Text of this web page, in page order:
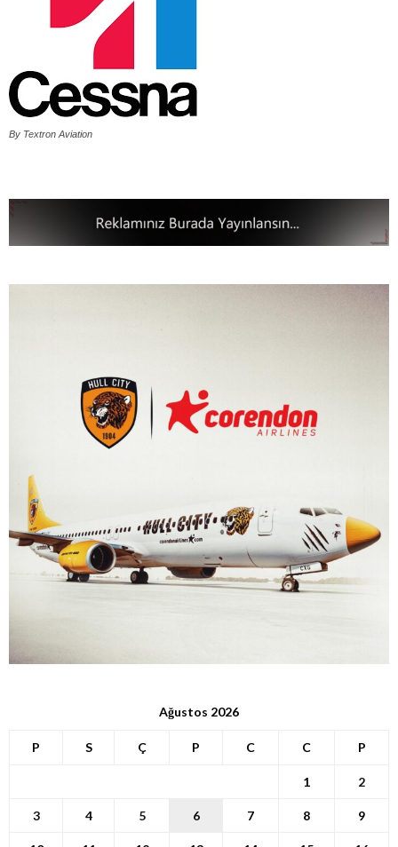
By Textron Aviation
Ağustos 2026
P S Ç P C C P
1 2
3 4 5 6 7 8 9